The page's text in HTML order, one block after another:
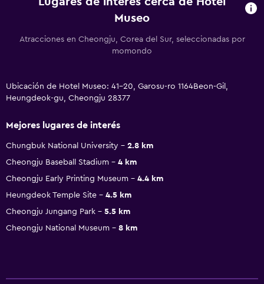
Museo
Atracciones en Cheongju, Corea del Sur, seleccionadas por
momondo
Ubicación de Hotel Museo: 41-20, Garosu-ro 1164Beon-Gil,
Heungdeok-gu, Cheongju 28377
Mejores lugares de interés
Chungbuk National University
2.8 km
Cheongju Baseball Stadium
4 km
Cheongju Early Printing Museum
4.4 km
Heungdeok Temple Site
4.5 km
Cheongju Jungang Park
5.5 km
Cheongju National Museum
8 km